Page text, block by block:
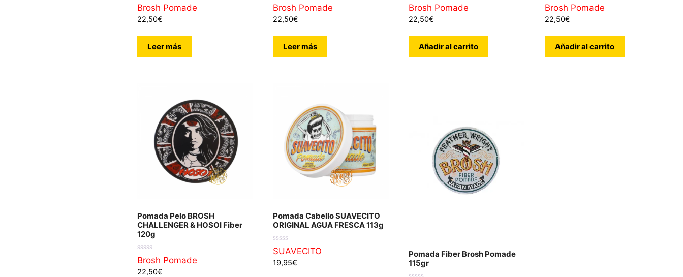
0
d
e
Brosh Pomade
22,50€
Leer más
0
d
e
Brosh Pomade
22,50€
Leer más
0
d
e
Brosh Pomade
22,50€
Añadir al carrito
0
d
e
Brosh Pomade
22,50€
Añadir al carrito
Pomada Pelo BROSH
CHALLENGER & HOSOI Fiber
120g
0
d
e
Brosh Pomade
22,50€
Pomada Cabello SUAVECITO
ORIGINAL AGUA FRESCA 113g
0
d
e
SUAVECITO
19,95€
Pomada Fiber Brosh Pomade
115gr